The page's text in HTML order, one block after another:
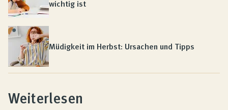
wichtig ist
Müdigkeit im Herbst: Ursachen und Tipps
Weiterlesen